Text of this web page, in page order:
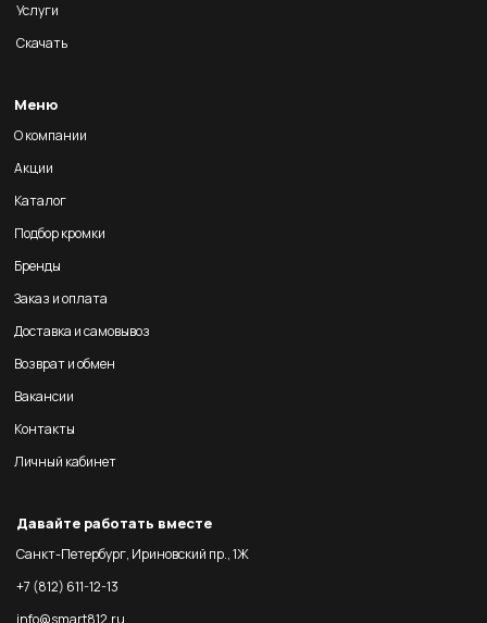
Услуги
Скачать
Меню
О компании
Акции
Каталог
Подбор кромки
Бренды
Заказ и оплата
Доставка и самовывоз
Возврат и обмен
Вакансии
Контакты
Личный кабинет
Давайте работать вместе
Санкт-Петербург, Ириновский пр., 1Ж
+7 (812) 611-12-13
info@smart812.ru